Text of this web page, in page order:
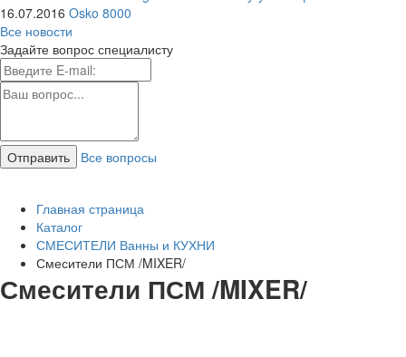
16.07.2016 Osko 8000
Все новости
Задайте вопрос специалисту
Все вопросы
Главная страница
Каталог
СМЕСИТЕЛИ Ванны и КУХНИ
Смесители ПСМ /MIXER/
Смесители ПСМ /MIXER/